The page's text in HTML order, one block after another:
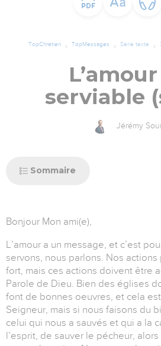
TopChrétien TopMessages Série texte
serviable
Jérémy
Sommaire
Bonjour Mon ami(e),
L’amour a un message, et c’est
servons, nous parlons. Nos
fort, mais ces actions doivent être
Parole de Dieu. Bien des églises
font de bonnes oeuvres, et cela
Seigneur, mais si nous faisons du
celui qui nous a sauvés et qui a la
l’esprit, de sauver le pécheur,